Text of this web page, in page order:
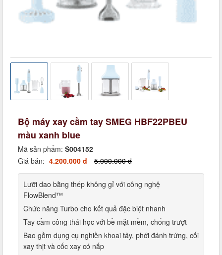
Bộ máy xay cầm tay SMEG HBF22PBEU
màu xanh blue
Mã sản phẩm: S004152
Giá bán: 4.200.000 đ 5.000.000 đ
Lưỡi dao bằng thép không gỉ với công nghệ
FlowBlend™
Chức năng Turbo cho kết quả đặc biệt nhanh
Tay cầm công thái học với bề mặt mềm, chống trượt
Bao gồm dụng cụ nghiền khoai tây, phới đánh trứng, cối
xay thịt và cốc xay có nắp